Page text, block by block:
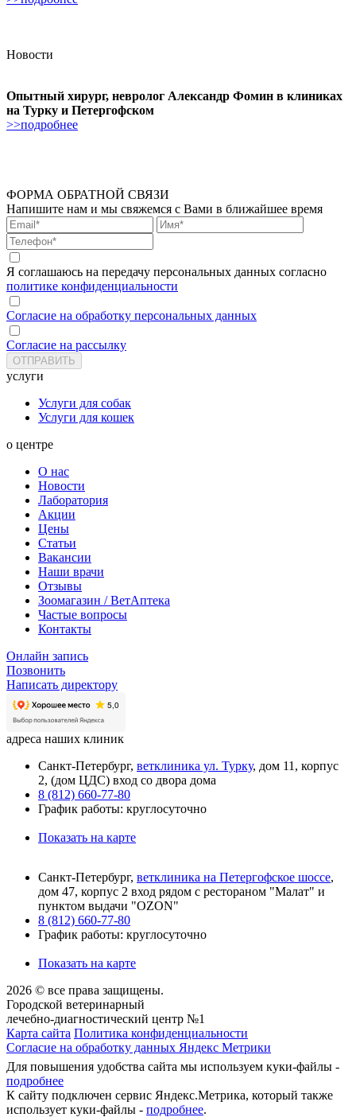
Новости
Опытный хирург, невролог Александр Фомин в клиниках
на Турку и Петергофском
>>подробнее
ФОРМА ОБРАТНОЙ СВЯЗИ
Напишите нам и мы свяжемся с Вами в ближайшее время
Я соглашаюсь на передачу персональных данных согласно
политике конфиденциальности
Согласие на обработку персональных данных
Согласие на рассылку
услуги
Услуги для собак
Услуги для кошек
о центре
О нас
Новости
Лаборатория
Акции
Цены
Статьи
Вакансии
Наши врачи
Отзывы
Зоомагазин / ВетАптека
Частые вопросы
Контакты
Онлайн запись
Позвонить
Написать директору
адреса наших клиник
Санкт-Петербург, ветклиника ул. Турку, дом 11, корпус
2, (дом ЦДС) вход со двора дома
8 (812) 660-77-80
График работы: круглосуточно
Показать на карте
Санкт-Петербург, ветклиника на Петергофское шоссе,
дом 47, корпус 2 вход рядом с рестораном "Малат" и
пунктом выдачи "OZON"
8 (812) 660-77-80
График работы: круглосуточно
Показать на карте
2026 © все права защищены.
Городской ветеринарный
лечебно-диагностический центр №1
Карта сайта Политика конфиденциальности
Согласие на обработку данных Яндекс Метрики
Для повышения удобства сайта мы используем куки-файлы -
подробнее
К сайту подключен сервис Яндекс.Метрика, который также
использует куки-файлы - подробнее.